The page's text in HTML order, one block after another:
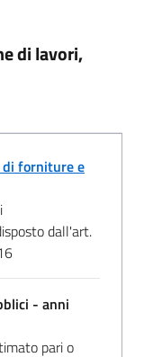
di lavori,
di forniture e
dall'art.
- anni
pari o